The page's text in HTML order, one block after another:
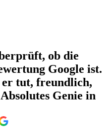
ob die
Google ist.
er tut, freundlich,
Genie in